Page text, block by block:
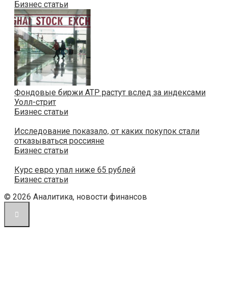
Бизнес статьи
Фондовые биржи АТР растут вслед за индексами
Уолл-стрит
Бизнес статьи
Исследование показало, от каких покупок стали
отказываться россияне
Бизнес статьи
Курс евро упал ниже 65 рублей
Бизнес статьи
© 2026 Аналитика, новости финансов